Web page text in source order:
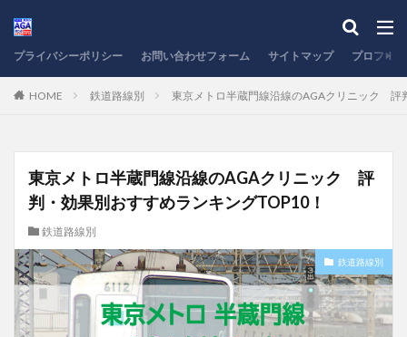
プライバシーポリシー お問い合わせフォーム サイトマップ プロフィ
HOME 鉄道路線別 東京メトロ半蔵門線沿線のAGAクリニック 評
東京メトロ半蔵門線沿線のAGAクリニック 評
判・効果別おすすめランキングTOP10！
鉄道路線別
鉄道路線別